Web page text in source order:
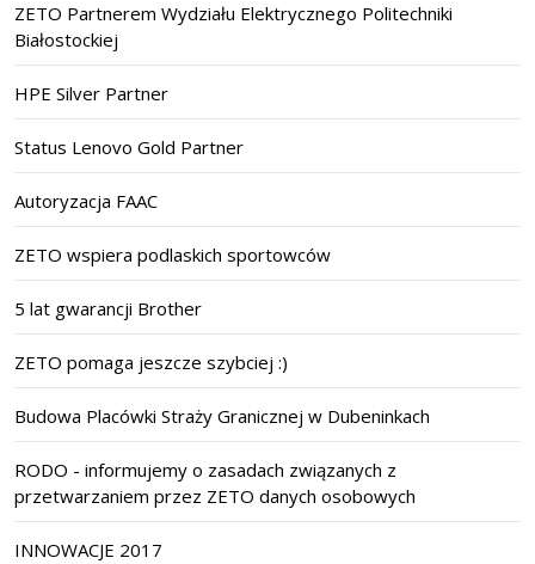
ZETO Partnerem Wydziału Elektrycznego Politechniki
Białostockiej
HPE Silver Partner
Status Lenovo Gold Partner
Autoryzacja FAAC
ZETO wspiera podlaskich sportowców
5 lat gwarancji Brother
ZETO pomaga jeszcze szybciej :)
Budowa Placówki Straży Granicznej w Dubeninkach
RODO - informujemy o zasadach związanych z
przetwarzaniem przez ZETO danych osobowych
INNOWACJE 2017